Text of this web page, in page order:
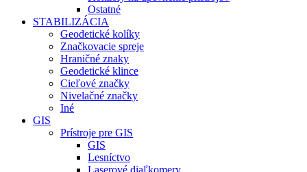
Ostatné
STABILIZÁCIA
Geodetické kolíky
Značkovacie spreje
Hraničné znaky
Geodetické klince
Cieľové značky
Nivelačné značky
Iné
GIS
Prístroje pre GIS
GIS
Lesníctvo
Laserové diaľkomery